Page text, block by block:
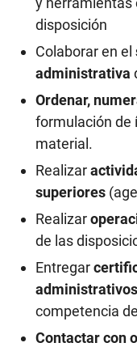
disposición
Colaborar en el
administrativa
Ordenar,
formulación de
material.
Realizar
superiores
Realizar
de las
Entregar
administrativos
competencia
Contactar con